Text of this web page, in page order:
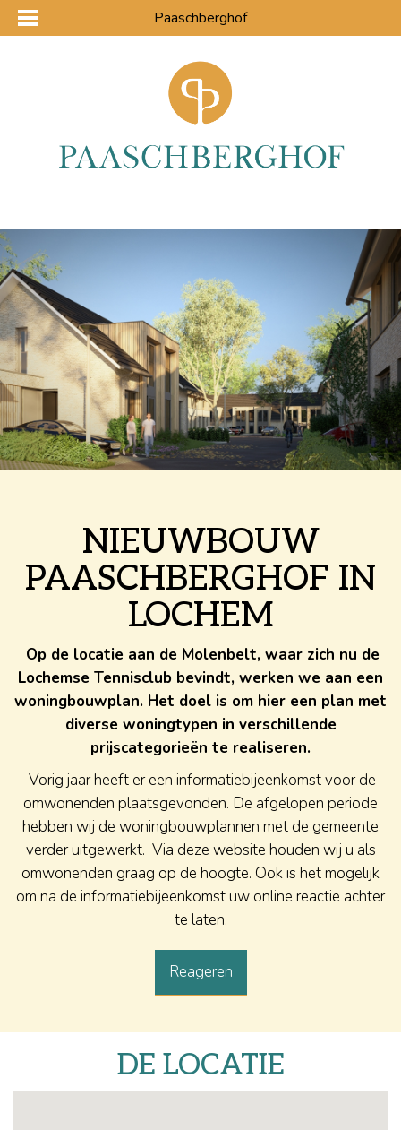
Paaschberghof
NIEUWBOUW
PAASCHBERGHOF IN
LOCHEM
Op de locatie aan de Molenbelt, waar zich nu de
Lochemse Tennisclub bevindt, werken we aan een
woningbouwplan. Het doel is om hier een plan met
diverse woningtypen in verschillende
prijscategorieën te realiseren.
Vorig jaar heeft er een informatiebijeenkomst voor de
omwonenden plaatsgevonden. De afgelopen periode
hebben wij de woningbouwplannen met de gemeente
verder uitgewerkt. Via deze website houden wij u als
omwonenden graag op de hoogte. Ook is het mogelijk
om na de informatiebijeenkomst uw online reactie achter
te laten.
Reageren
DE LOCATIE